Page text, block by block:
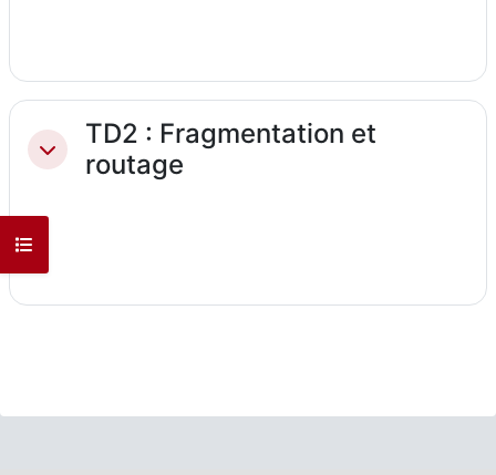
Ouvrir l’index du cours
Replier
TD2 : Fragmentation et
routage